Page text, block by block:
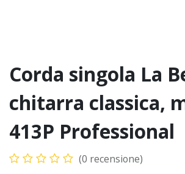
Corda singola La
chitarra classica,
413P Professional
(0 recensione)